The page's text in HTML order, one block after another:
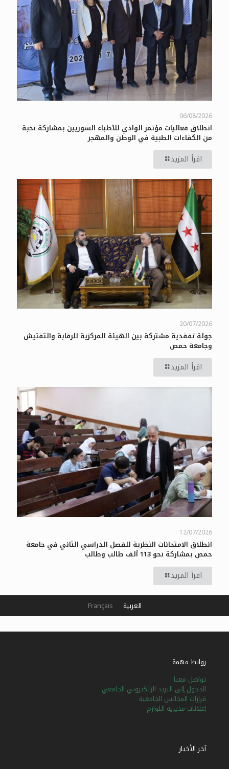
06/08/2026
انطلاق فعاليات مؤتمر الوادي للأطباء السوريين بمشاركة نخبة
من الكفاءات الطبية في الوطن والمهجر
اقرأ المزيد
20/07/2026
جولة تفقدية مشتركة بين الهيئة المركزية للرقابة والتفتيش
وجامعة حمص
اقرأ المزيد
12/07/2026
انطلاق الامتحانات النظرية للفصل الدراسي الثاني في جامعة
حمص بمشاركة نحو 113 ألف طالب وطالب
اقرأ المزيد
روابط مهمة
تواصل معنا
الدخول إلى البريد الإلكتروني الجامعي
قرارات المجالس الجامعية
إعلانات مديرية اللوازم
آخر الأخبار
العربية Français